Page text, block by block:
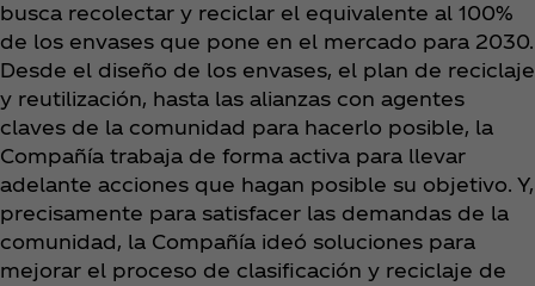
busca recolectar y reciclar el equivalente al 100%
de los envases que pone en el mercado para 2030.
Desde el diseño de los envases, el plan de reciclaje
y reutilización, hasta las alianzas con agentes
claves de la comunidad para hacerlo posible, la
Compañía trabaja de forma activa para llevar
adelante acciones que hagan posible su objetivo. Y,
precisamente para satisfacer las demandas de la
comunidad, la Compañía ideó soluciones para
mejorar el proceso de clasificación y reciclaje de